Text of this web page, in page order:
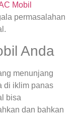
Mobil
permasalahan
Anda
menunjang
di iklim panas
bisa
dan bahkan